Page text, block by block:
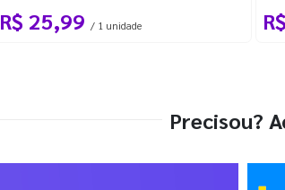
R$ 25,99 / 1 unidade
Precisou?